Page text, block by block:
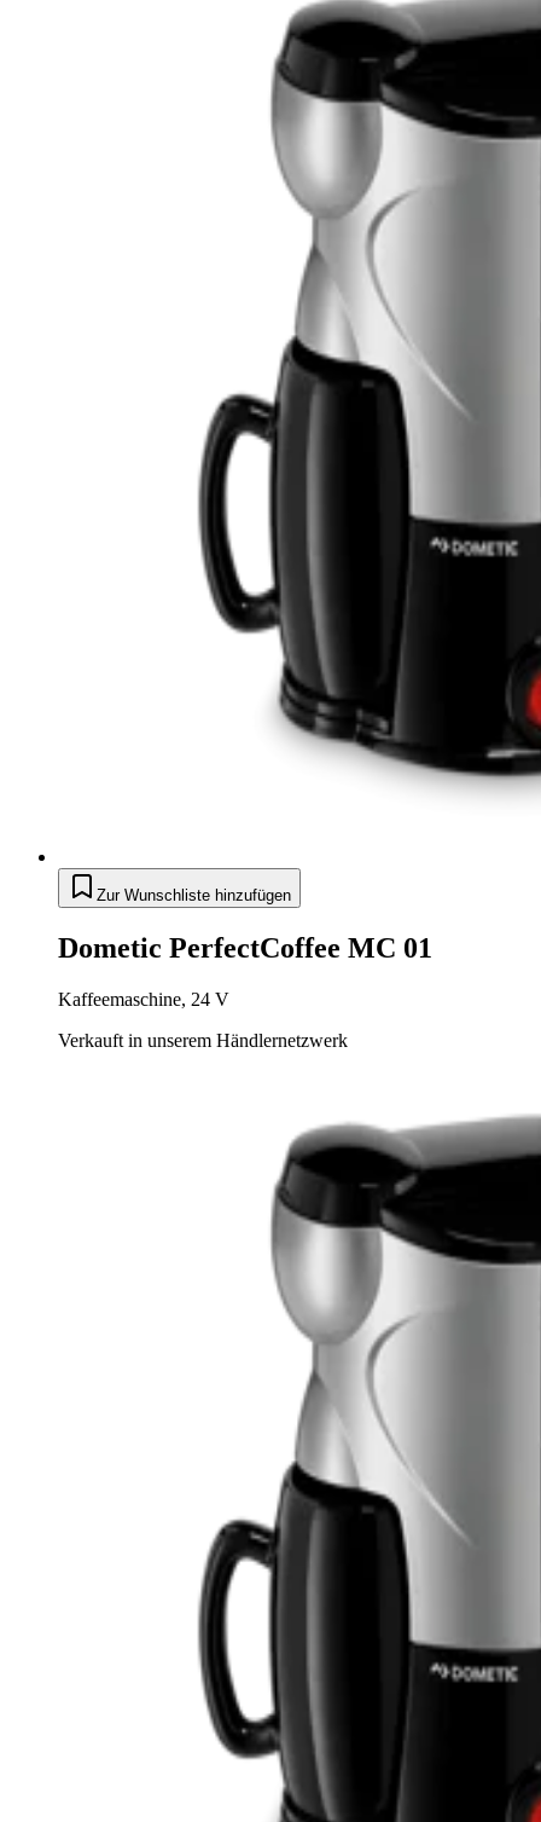
Zur Wunschliste hinzufügen
Dometic PerfectCoffee MC 01
Kaffeemaschine, 24 V
Verkauft in unserem Händlernetzwerk